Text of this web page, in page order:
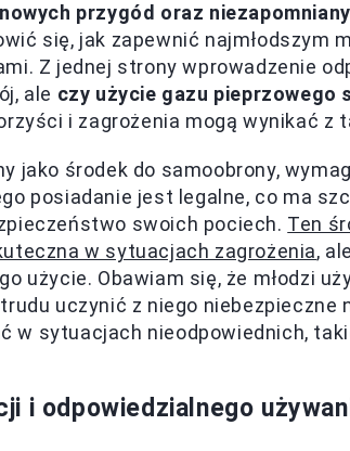
przygód oraz
się, jak zapewnić najmłodszym
Z jednej strony wprowadzenie
ale czy użycie gazu pieprzowego
i zagrożenia mogą wynikać z
jako środek do samoobrony,
posiadanie jest legalne, co ma
swoich pociech. Ten
w sytuacjach zagrożenia,
użycie. Obawiam się, że młodzi
uczynić z niego niebezpieczne
w sytuacjach nieodpowiednich,
i odpowiedzialnego